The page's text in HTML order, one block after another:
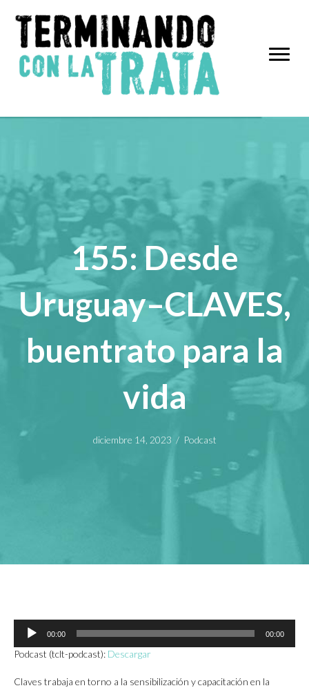
155: Desde
Uruguay–CLAVES,
buentrato para la
vida
diciembre 14, 2023 / Podcast
Reproductor
audio
00:00 00:00
Podcast (tclt-podcast): Descargar
Claves trabaja en torno a la sensibilización y capacitación en la